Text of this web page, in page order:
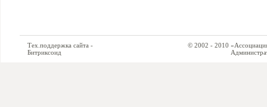
Тех.поддержка сайта -
Битриксоид
© 2002 - 2010 «Ассоциация